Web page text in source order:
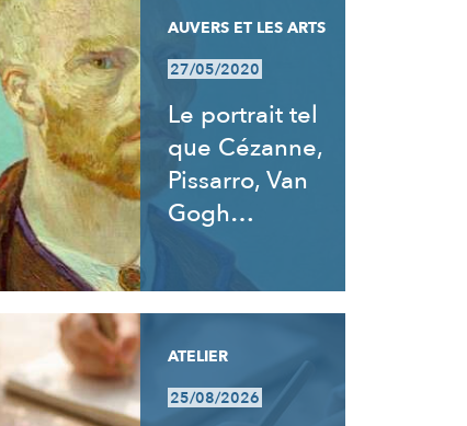
AUVERS ET LES ARTS
27/05/2020
Le portrait tel
que Cézanne,
Pissarro, Van
Gogh…
ATELIER
25/08/2026